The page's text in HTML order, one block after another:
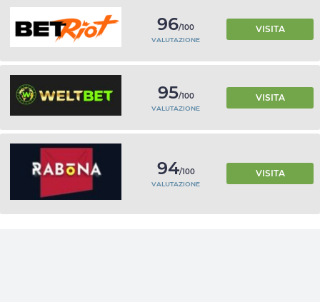
96/100
VALUTAZIONE
VISITA
95/100
VALUTAZIONE
VISITA
94/100
VALUTAZIONE
VISITA